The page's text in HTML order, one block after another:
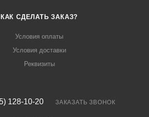
КАК СДЕЛАТЬ ЗАКАЗ?
Условия оплаты
Условия доставки
Реквизиты
128-10-20 ЗАКАЗАТЬ ЗВОНОК